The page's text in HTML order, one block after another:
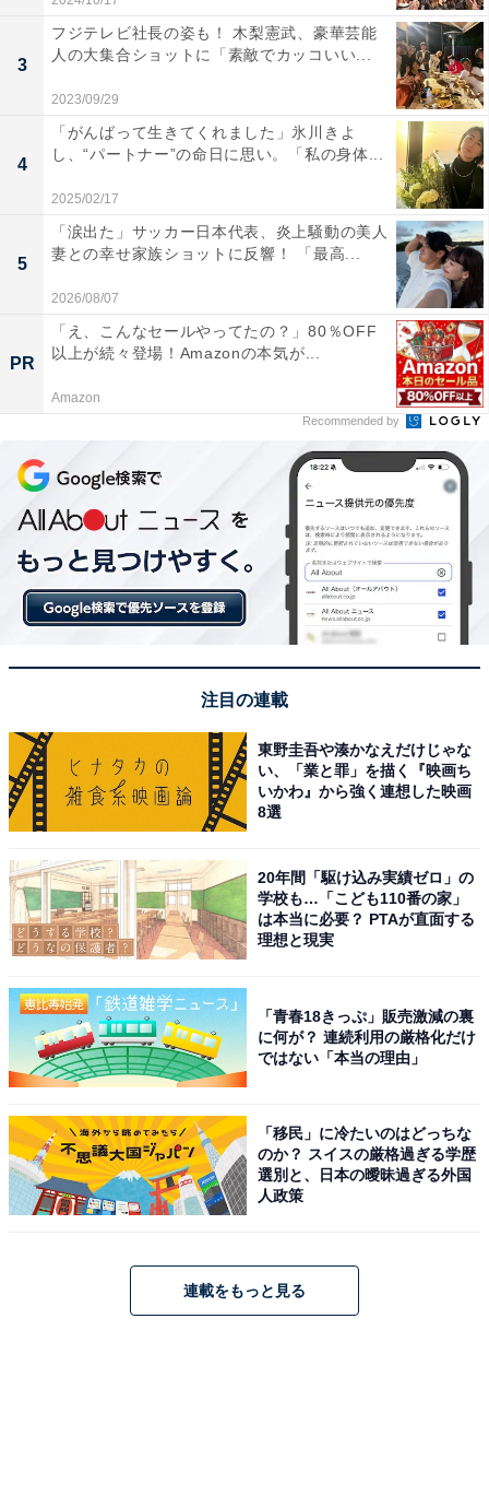
3
フジテレビ社長の姿も！ 木梨憲武、豪華芸能
人の大集合ショットに「素敵でカッコいい...
2023/09/29
4
「がんばって生きてくれました」氷川きよ
し、“パートナー”の命日に思い。「私の身体...
2025/02/17
5
「涙出た」サッカー日本代表、炎上騒動の美人
妻との幸せ家族ショットに反響！ 「最高...
2026/08/07
PR
「え、こんなセールやってたの？」80％OFF
以上が続々登場！Amazonの本気が...
Amazon
Recommended by
注目の連載
東野圭吾や湊かなえだけじゃな
い、「業と罪」を描く『映画ち
いかわ』から強く連想した映画
8選
20年間「駆け込み実績ゼロ」の
学校も…「こども110番の家」
は本当に必要？ PTAが直面する
理想と現実
「青春18きっぷ」販売激減の裏
に何が？ 連続利用の厳格化だけ
ではない「本当の理由」
「移民」に冷たいのはどっちな
のか？ スイスの厳格過ぎる学歴
選別と、日本の曖昧過ぎる外国
人政策
連載をもっと見る